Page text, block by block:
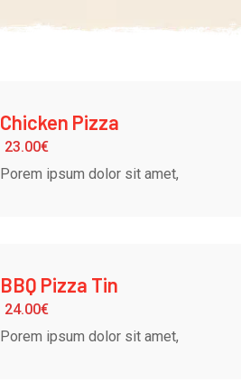
Chicken Pizza
23.00€
Porem ipsum dolor sit amet,
BBQ Pizza Tin
24.00€
Porem ipsum dolor sit amet,